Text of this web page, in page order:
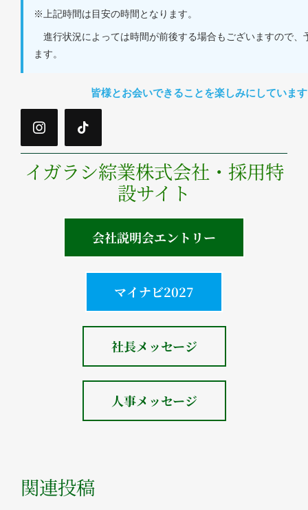
※上記時間は目安の時間となります。
進行状況によっては時間が前後する場合もございますので、
ます。
皆様とお会いできることを楽しみにしていま
イガラシ綜業株式会社・採用特
設サイト
会社説明会エントリー
マイナビ2027
社長メッセージ
人事メッセージ
関連投稿